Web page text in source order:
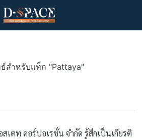
สำหรับแท็ก "Pattaya"
เตท คอร์ปอเรชั่น จำกัด รู้สึกเป็นเกียรติ